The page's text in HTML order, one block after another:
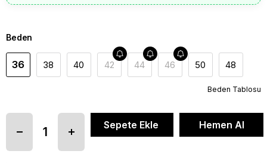
Beden
36 38 40 42 44 46 50 48
Beden Tablosu